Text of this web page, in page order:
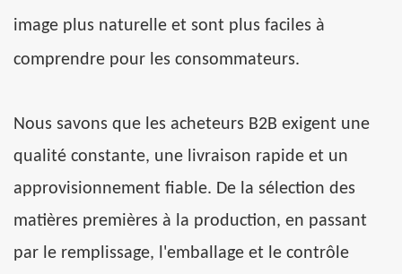
image plus naturelle et sont plus faciles à
comprendre pour les consommateurs.
Nous savons que les acheteurs B2B exigent une
qualité constante, une livraison rapide et un
approvisionnement fiable. De la sélection des
matières premières à la production, en passant
par le remplissage, l'emballage et le contrôle